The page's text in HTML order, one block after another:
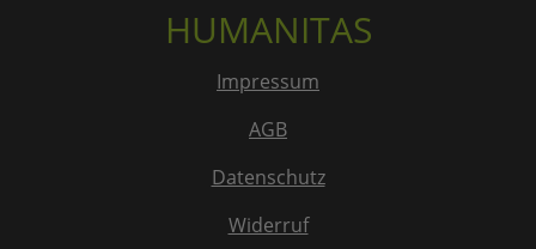
HUMANITAS
Impressum
AGB
Datenschutz
Widerruf